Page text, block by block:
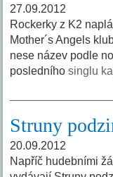
27.09.2012
Rockerky z K2
Mother´s Angels
nese název podle
posledníhosinglu
Struny
20.09.2012
Napříč hudebními